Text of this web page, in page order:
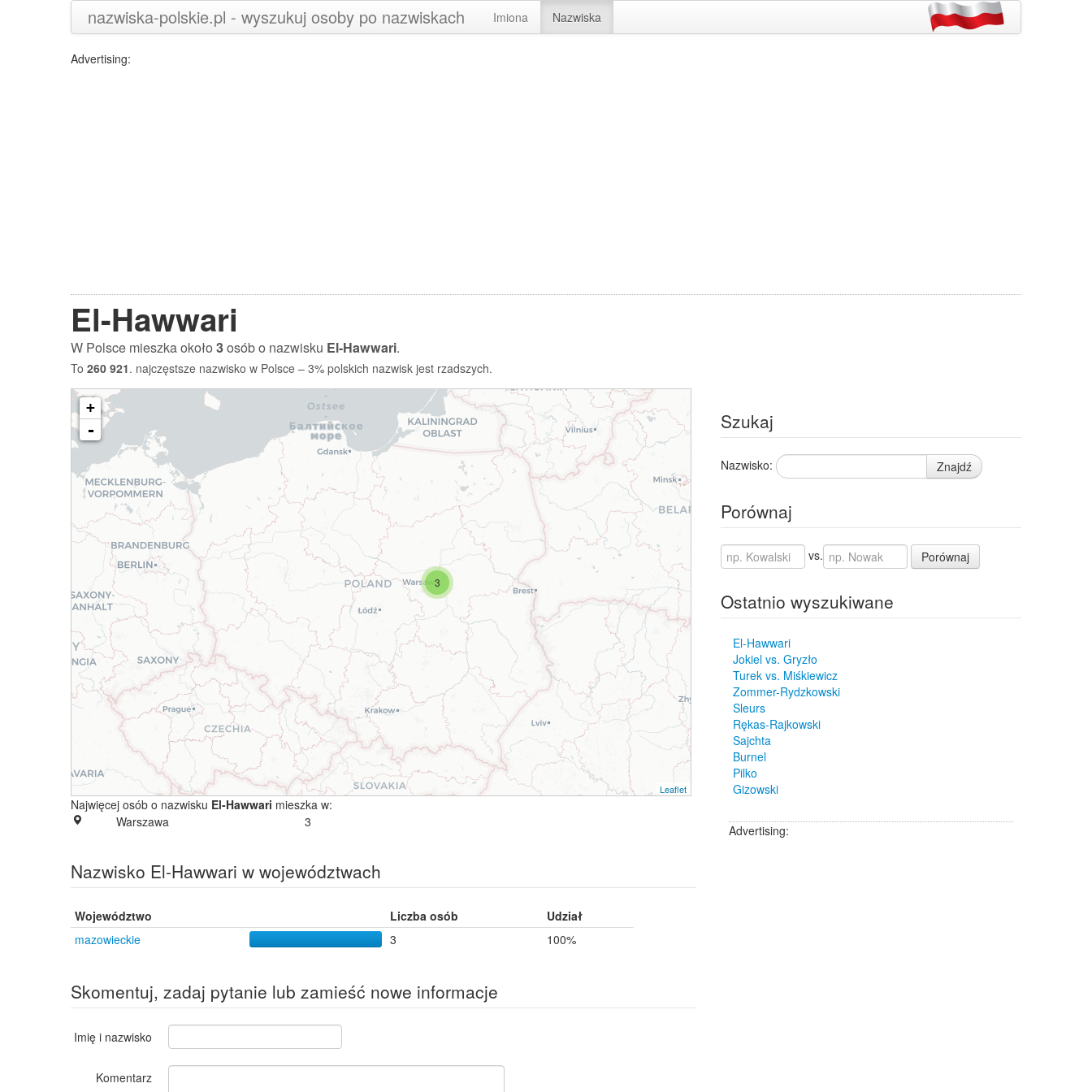
nazwiska-polskie.pl - wyszukuj osoby po nazwiskach Imiona Nazwiska
Advertising:
El-Hawwari
W Polsce mieszka około3osób o nazwisku El-Hawwari.
To 260 921. najczęstsze nazwisko w Polsce – 3% polskich nazwisk jest rzadszych.
3
+
-
Leaflet
Najwięcej osób o nazwisku El-Hawwari mieszka w:
Warszawa
3
Nazwisko El-Hawwari w województwach
Województwo Liczba osób
Udział
mazowieckie
3 100%
Skomentuj, zadaj pytanie lub zamieść nowe informacje
Imię i nazwisko
Komentarz
Szukaj
Nazwisko: Znajdź
Porównaj
vs. Porównaj
Ostatnio wyszukiwane
El-Hawwari
Jokiel vs. Gryzło
Turek vs. Miśkiewicz
Zommer-Rydzkowski
Sleurs
Rękas-Rajkowski
Sajchta
Burnel
Pilko
Gizowski
Advertising: